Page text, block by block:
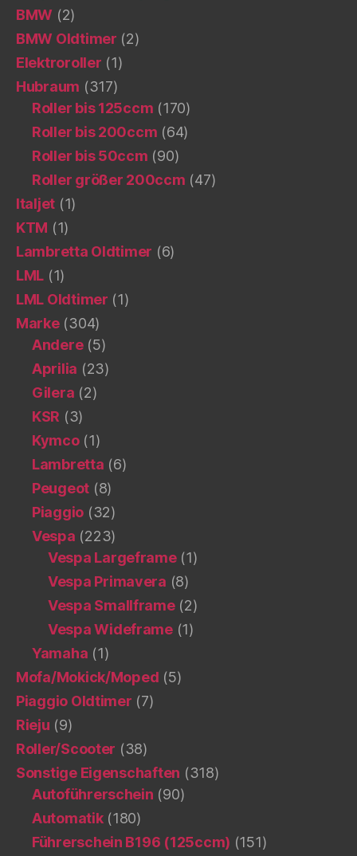
BMW (2)
BMW Oldtimer (2)
Elektroroller (1)
Hubraum (317)
Roller bis 125ccm (170)
Roller bis 200ccm (64)
Roller bis 50ccm (90)
Roller größer 200ccm (47)
Italjet (1)
KTM (1)
Lambretta Oldtimer (6)
LML (1)
LML Oldtimer (1)
Marke(304)
Andere(5)
Aprilia (23)
Gilera (2)
KSR (3)
Kymco(1)
Lambretta (6)
Peugeot (8)
Piaggio (32)
Vespa (223)
Vespa Largeframe(1)
Vespa Primavera (8)
Vespa Smallframe(2)
Vespa Wideframe(1)
Yamaha (1)
Mofa/Mokick/Moped (5)
Piaggio Oldtimer (7)
Rieju (9)
Roller/Scooter (38)
Sonstige Eigenschaften (318)
Autoführerschein (90)
Automatik(180)
Führerschein B196 (125ccm) (151)